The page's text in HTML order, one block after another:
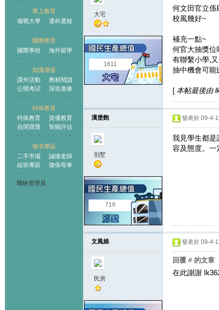
專上教育
備戰大學
選科選校
國際教育
國際學校
海外留學
知識增值
課外活動
教材閱讀
公開考試
深造進修
特殊教育
特殊教育
資優教育
自閉寶寶
智能評估
徵求專區
二手市場
誠徵老師
組班專區
徵保母車
聯絡管理員
大宅
1611
何文田官立係
校風幾好~
補充一點~
何官大抽獎位
有聯繫小學,
抽中機會可能
[ 本帖最後由
漢堡飽
別墅
719
發表於 09-4-
我見學生都是
容及態度。一
文風娘
民房
發表於 09-4-
回覆 # 的文章
在此謝謝